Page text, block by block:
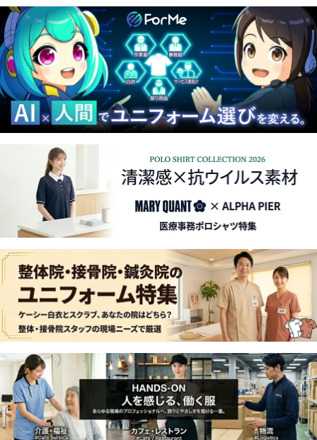
■セロリー アイフォリー 2024を掲載しました。
■KAZEN メディカル 2024を掲載しました。
■プロを輝かせる服。 KAZEN アンサンブル 2024を掲載し
ました。
■E-STYLE VOL.14を掲載しました。
■軽やかに、心地よく支えるあなたのワーキングウェア。
島 シャロレー 2024
を掲載しました。
ルコック メディカル＆ケアスタッフ 2024
ルミエール メディカル＆ケアカタログ2023を掲載しまし
アプロン 2023を掲載しました。
簡易防護服（5枚入り）、SFS防護服（5枚入り） の販売を
開始しました。
■感染対策保護ガウン【不織布・使い捨て・100枚入り】の
販売を開始しました。
防護服《アイソレーションガウン》販売中です。
→ショート丈→ ロング丈
■高性能フィルターマスク販売中 即納可能です。50枚
1650円（税込）ご注文はこちら